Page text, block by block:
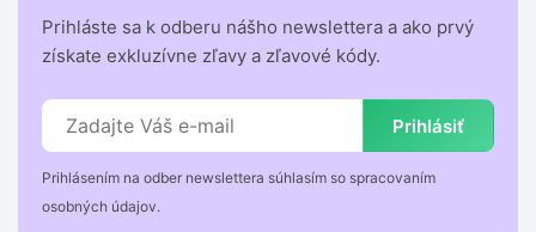
Prihláste sa k odberu nášho newslettera a ako prvý
získate exkluzívne zľavy a zľavové kódy.
Prihlásiť
Prihlásením na odber newslettera súhlasím so spracovaním
osobných údajov.